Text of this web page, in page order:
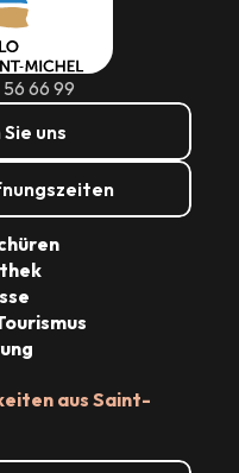
66 99
uns
aus Saint-